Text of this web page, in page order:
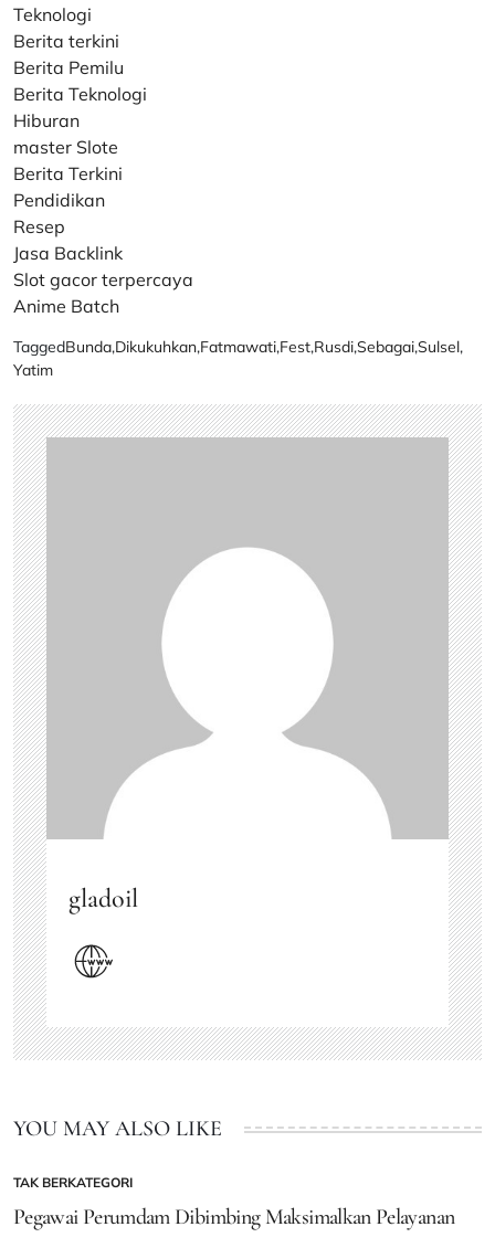
Teknologi
Berita terkini
Berita Pemilu
Berita Teknologi
Hiburan
master Slote
Berita Terkini
Pendidikan
Resep
Jasa Backlink
Slot gacor terpercaya
Anime Batch
TaggedBunda,Dikukuhkan,Fatmawati,Fest,Rusdi,Sebagai,Sulsel,
Yatim
gladoil
YOU MAY ALSO LIKE
POSTED
IN
TAK BERKATEGORI
Pegawai Perumdam Dibimbing Maksimalkan Pelayanan